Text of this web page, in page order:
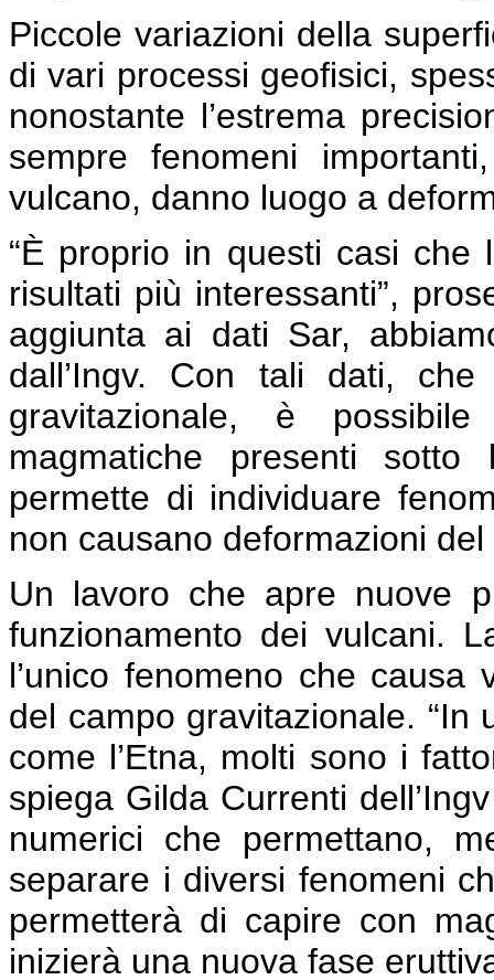
Piccole variazioni della
di vari processi geofisici,
nonostante l’estrema
sempre fenomeni
vulcano, danno luogo a
“È proprio in questi casi che
risultati più interessanti”,
aggiunta ai dati Sar,
dall’Ingv. Con tali dati,
gravitazionale, è
magmatiche presenti
permette di individuare
non causano deformazioni del
Un lavoro che apre nuove
funzionamento dei vulcani.
l’unico fenomeno che
del campo gravitazionale. “In
come l’Etna, molti sono i
spiega Gilda Currenti
numerici che permettano,
separare i diversi fenomeni
permetterà di capire con
inizierà una nuova fase